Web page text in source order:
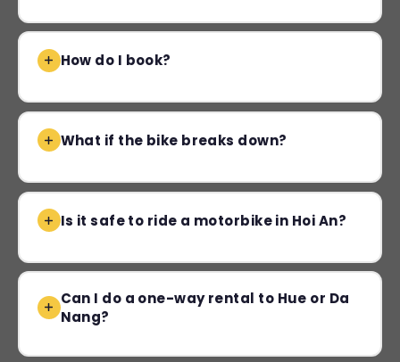
How do I book?
What if the bike breaks down?
Is it safe to ride a motorbike in Hoi An?
Can I do a one-way rental to Hue or Da
Nang?